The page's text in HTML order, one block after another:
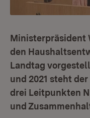
Ministerpräsident
den
Landtag
und 2021 steht
drei Leitpunkten
und